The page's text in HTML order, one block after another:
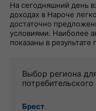
На сегодняшний день
доходах в Нароче
достаточно
условиями. Наиболее
показаны в
Выбор региона
Брест